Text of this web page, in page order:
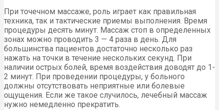
При точечном массаже, роль играет как правильная
техника, так и тактические приемы выполнения. Время
процедуры десять минут. Массаж стоп в определенных
зонах можно проводить 3 — 4 раза в день. Для
большинства пациентов достаточно несколько раз
нажать на точки в течение нескольких секунд. При
наличии острых болей, время воздействия доводят до 1-
2 минут. При проведении процедуры, у больного
должны отсутствовать неприятные или болевые
ощущения. Если же такое случилось, лечебный массаж
нужно немедленно прекратить.